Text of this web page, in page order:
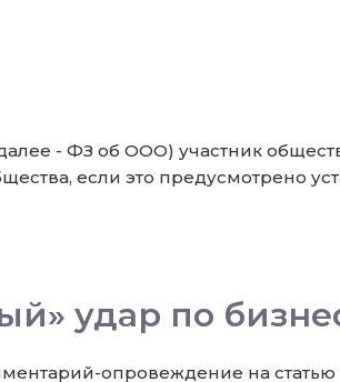
- ФЗ об ООО) участник
если это предусмотрено
удар по
опровеждение на статью